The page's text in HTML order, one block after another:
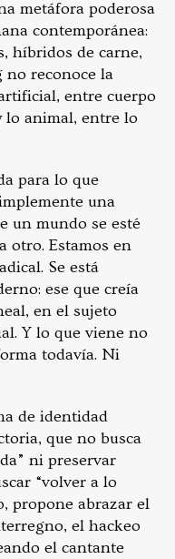
metáfora poderosa
contemporánea:
híbridos de carne,
no reconoce la
entre cuerpo
lo animal, entre lo
para lo que
una
un mundo se esté
otro. Estamos en
Se está
ese que creía
en el sujeto
Y lo que viene no
todavía. Ni
de identidad
que no busca
ni preservar
“volver a lo
propone abrazar el
el hackeo
el cantante